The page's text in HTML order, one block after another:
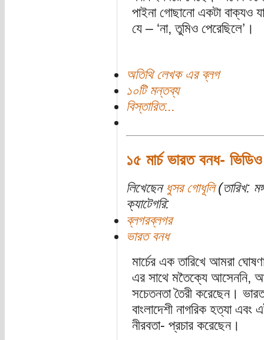
পাইনা গোছানো একটা বাক্যও
যে – ‘না, তুমিও পেরেছিলে’।
অতিথি লেখক এর ব্লগ
১০টি মন্তব্য
বিস্তারিত...
১৫ মার্চ ভারত বনধ- ভিডিও
লিখেছেন ধুসর গোধূলি(তারিখ:
ক্যাটেগরি:
ব্লগরব্লগর
ভারত বনধ
মার্চের এক তারিখে আমরা
এর সাথে মতৈক্যে আসেননি,
সচেতনতা তৈরী করেছেন।
বাংলাদেশী নাগরিক হত্যা
নীরবতা- প্রচার করেছেন।